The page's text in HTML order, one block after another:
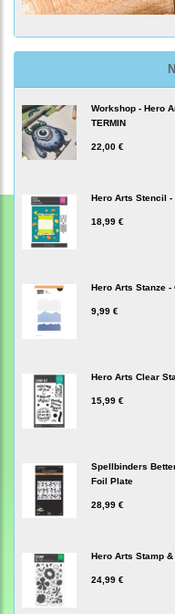
Workshop - Hero
TERMIN
22,00 €
Hero Arts Stencil
18,99 €
Hero Arts Stanze -
9,99 €
Hero Arts Clear
15,99 €
Spellbinders
Foil Plate
28,99 €
Hero Arts Stamp
24,99 €